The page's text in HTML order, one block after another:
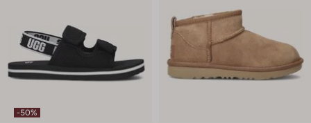
-50%